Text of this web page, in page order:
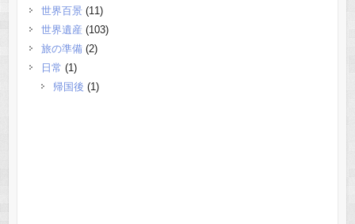
世界百景(11)
世界遺産 (103)
旅の準備(2)
日常 (1)
帰国後 (1)